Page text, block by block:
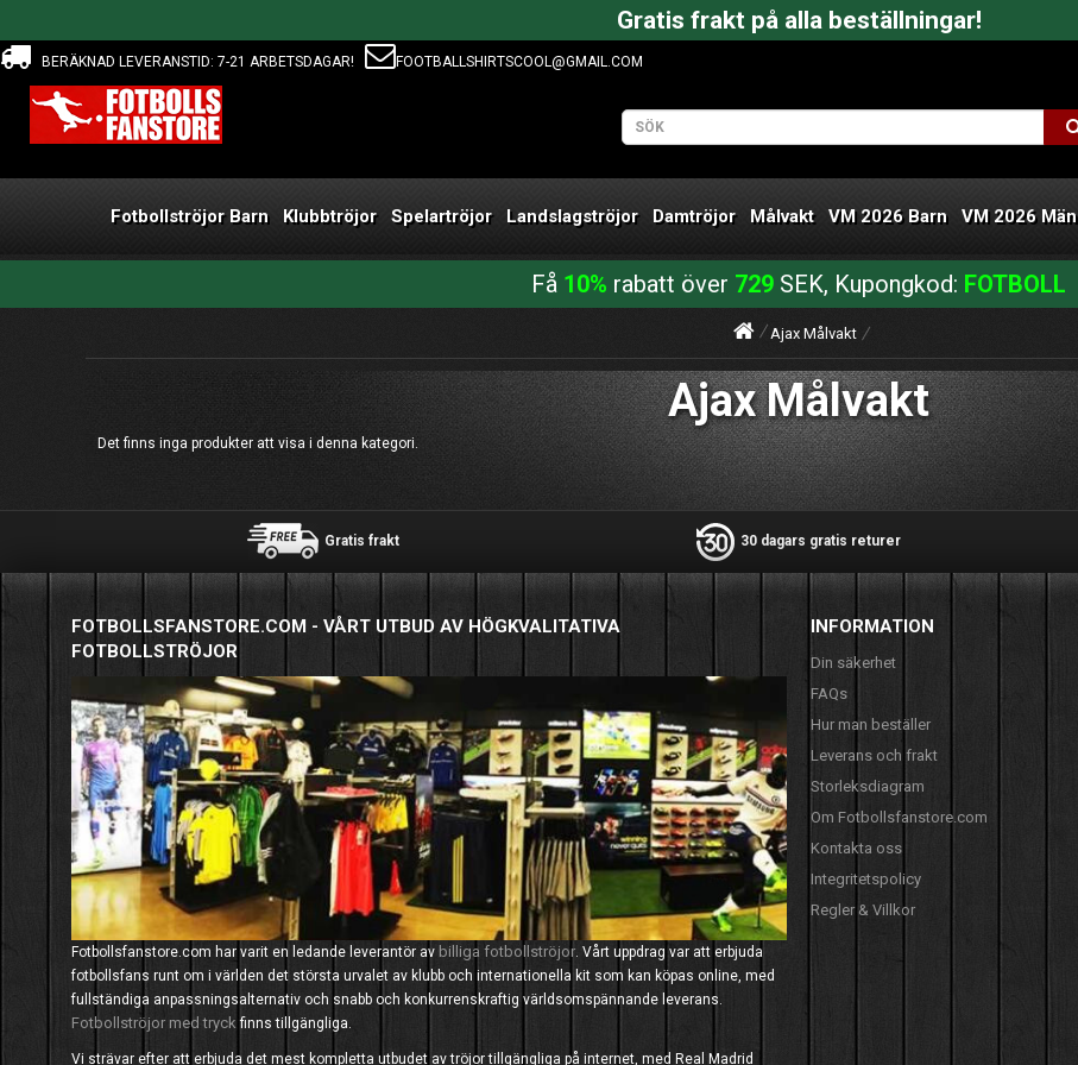
Gratis frakt på alla beställningar!
BERÄKNAD LEVERANSTID: 7-21 ARBETSDAGAR! FOOTBALLSHIRTSCOOL@GMAIL.COM
Fotbollströjor Barn Klubbtröjor Spelartröjor Landslagströjor Damtröjor Målvakt VM 2026 Barn VM 2026 Män
Få 10% rabatt över 729 SEK, Kupongkod: FOTBOLL
Ajax Målvakt
Ajax Målvakt
Det finns inga produkter att visa i denna kategori.
Gratis frakt 30 dagars gratis returer
FOTBOLLSFANSTORE.COM - VÅRT UTBUD AV HÖGKVALITATIVA
FOTBOLLSTRÖJOR
Fotbollsfanstore.com har varit en ledande leverantör av billiga fotbollströjor. Vårt uppdrag var att erbjuda
fotbollsfans runt om i världen det största urvalet av klubb och internationella kit som kan köpas online, med
fullständiga anpassningsalternativ och snabb och konkurrenskraftig världsomspännande leverans.
Fotbollströjor med tryck finns tillgängliga.
Vi strävar efter att erbjuda det mest kompletta utbudet av tröjor tillgängliga på internet, med Real Madrid
INFORMATION
Din säkerhet
FAQs
Hur man beställer
Leverans och frakt
Storleksdiagram
Om Fotbollsfanstore.com
Kontakta oss
Integritetspolicy
Regler & Villkor